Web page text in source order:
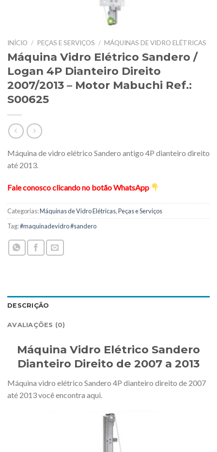
INÍCIO / PEÇAS E SERVIÇOS / MÁQUINAS DE VIDRO ELÉTRICAS
Máquina Vidro Elétrico Sandero /
Logan 4P Dianteiro Direito
2007/2013 – Motor Mabuchi Ref.:
S00625
Máquina de vidro elétrico Sandero antigo 4P dianteiro direito
até 2013.
Fale conosco clicando no botão WhatsApp
Categorias:Máquinas de Vidro Elétricas,Peças e Serviços
Tag:#maquinadevidro #sandero
DESCRIÇÃO
AVALIAÇÕES (0)
Máquina Vidro Elétrico Sandero
Dianteiro Direito de 2007 a 2013
Máquina vidro elétrico Sandero 4P dianteiro direito de 2007
até 2013 você encontra aqui.